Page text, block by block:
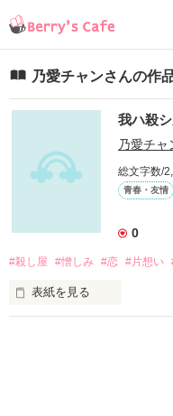
乃愛チャンさんの作
我ハ殺
乃愛チャ
総文字数/
青春・友情
0
#殺し屋 #憎しみ #恋 #片想い
表紙を見る